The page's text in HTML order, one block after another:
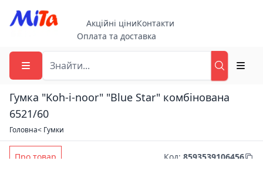
Акційні ціниКонтакти
Оплата та доставка
Гумка "Koh-i-noor" "Blue Star" комбінована
6521/60
Головна< Гумки
Про товар Код: 8593539106456